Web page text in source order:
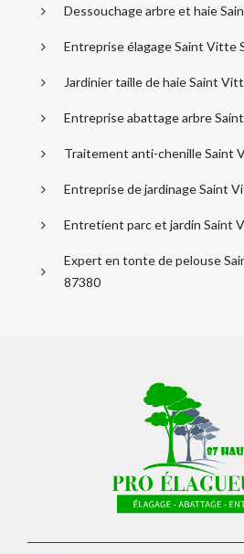
Dessouchage arbre et haie
Entreprise élagage Saint Vitte
Jardinier taille de haie Saint
Entreprise abattage arbre
Traitement anti-chenille Saint
Entreprise de jardinage Saint
Entretient parc et jardin Saint
Expert en tonte de pelouse
87380